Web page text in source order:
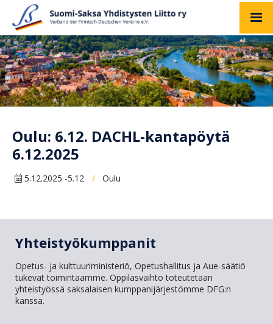
Oulu: 6.12. DACHL-kantapöytä
6.12.2025
5.12.2025 -5.12 / Oulu
Yhteistyökumppanit
Opetus- ja kulttuuriministeriö, Opetushallitus ja Aue-säätiö
tukevat toimintaamme. Oppilasvaihto toteutetaan
yhteistyössä saksalaisen kumppanijärjestömme DFG:n
kanssa.